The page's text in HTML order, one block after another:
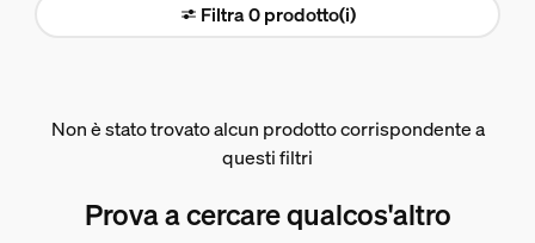
Filtra 0 prodotto(i)
Non è stato trovato alcun prodotto corrispondente a
questi filtri
Prova a cercare qualcos'altro